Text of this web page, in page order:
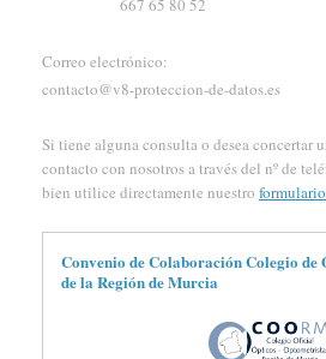
667 65 80 52
Correo electrónico:
contacto@v8-proteccion-de-datos.es
Si tiene alguna consulta o desea concertar
contacto con nosotros a través del nº de
bien utilice directamente nuestro formulario
Convenio de Colaboración Colegio de
de la Región de Murcia